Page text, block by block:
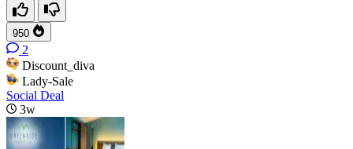
950
2
Discount_diva
Lady-Sale
Social Deal
3w